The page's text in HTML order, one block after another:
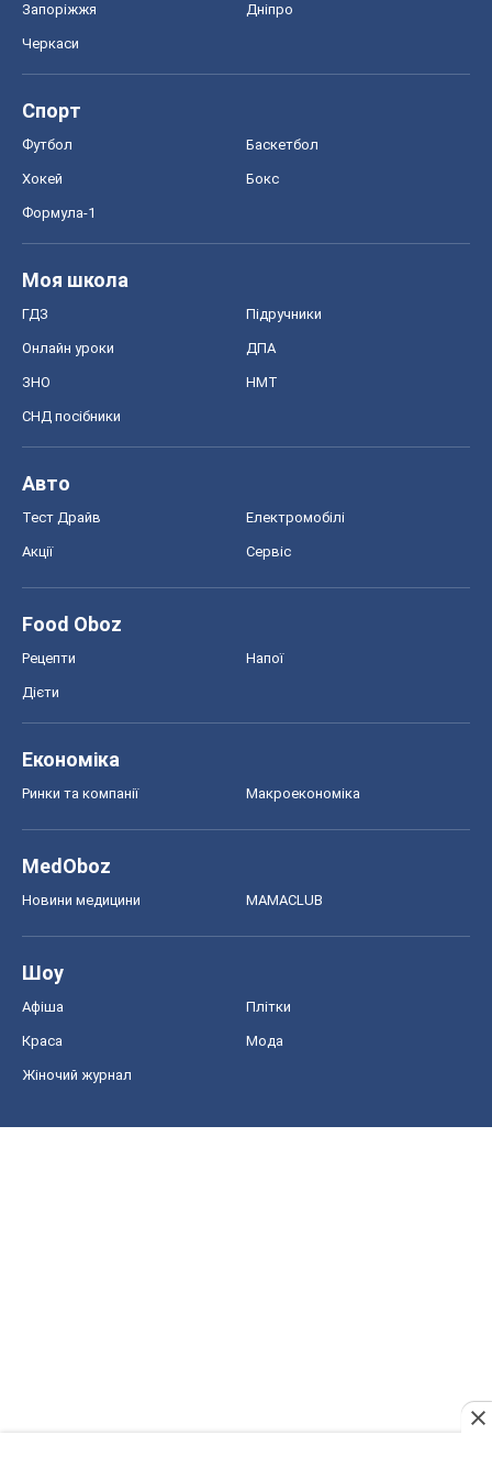
Запоріжжя Дніпро
Черкаси
Спорт
Футбол Баскетбол
Хокей Бокс
Формула-1
Моя школа
ГДЗ Підручники
Онлайн уроки ДПА
ЗНО НМТ
СНД посібники
Авто
Тест Драйв Електромобілі
Акції Сервіс
Food Oboz
Рецепти Напої
Дієти
Економіка
Ринки та компанії Макроекономіка
MedOboz
Новини медицини MAMACLUB
Шоу
Афіша Плітки
Краса Мода
Жіночий журнал